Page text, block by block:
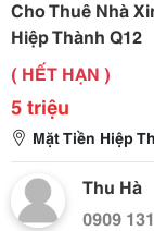
Cho Thuê Nhà
Hiệp Thành Q12
( HẾT HẠN )
5 triệu
Mặt Tiền Hiệp
Thu Hà
0909